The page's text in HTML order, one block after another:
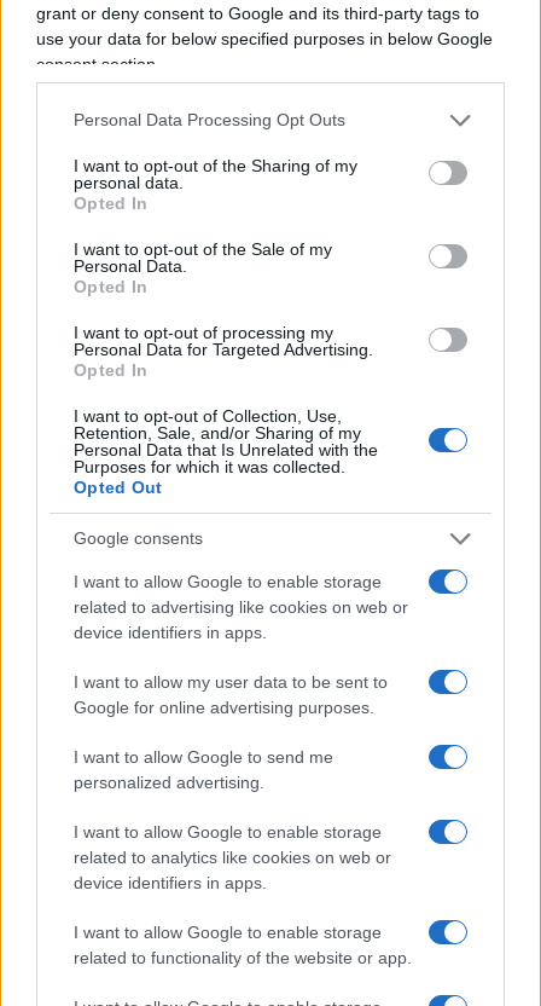
grant or deny consent to Google and its third-party tags to
use your data for below specified purposes in below Google
consent section.
Personal Data Processing Opt Outs
I want to opt-out of the Sharing of my
personal data.
Opted In
I want to opt-out of the Sale of my
Personal Data.
Opted In
I want to opt-out of processing my
Personal Data for Targeted Advertising.
Opted In
I want to opt-out of Collection, Use,
Retention, Sale, and/or Sharing of my
Personal Data that Is Unrelated with the
Purposes for which it was collected.
Opted Out
Google consents
I want to allow Google to enable storage
related to advertising like cookies on web or
device identifiers in apps.
I want to allow my user data to be sent to
Google for online advertising purposes.
I want to allow Google to send me
personalized advertising.
I want to allow Google to enable storage
related to analytics like cookies on web or
device identifiers in apps.
I want to allow Google to enable storage
related to functionality of the website or app.
allaChina Foreign Affairs Universitydi Pechino e
membro del think tank cineseCCERRI, ma anche
firma delGlobal Times, organo del Partito
comunista cinese il cui direttore, Hu Xijin,
all’uso delle armi da fuoco contro i “terroristi” di
Hong Kong. Un’analisi che vuole confutare “una
campagna mediatica sui diritti umani volta a
screditare l’operato del governo cinese”. “Non vi
repressione”, scrive Parenti, mosse da
organizzazioni “significativamente collegate al
governo degli Stati Uniti”. Anzi, quello tra etnia
han e uiguri sarebbe addirittura un modello di
convivenza, afferma citando Maria Morigi,
secondo cui c’è “una buona convivenza tra han e
uiguri e non si percepisce alcun tipo di
discriminazione”. I due, Parenti e Morigi,
firmavano nel giugno scorso un articolo, sempre
per il blog di Beppe Grillo, che bollava le proteste
a Hong Kong come “tentativi di destabilizzazione”
organizzati dall’Occidente. Altro che non
comunista cinese.
Oltre alla Via della Seta, al bavaglio e alla
propaganda, un altro regalo del Movimento 5
come annotavamo qualche giorno fa su Atlantico
Devastazione economica, sociale e ambientale a